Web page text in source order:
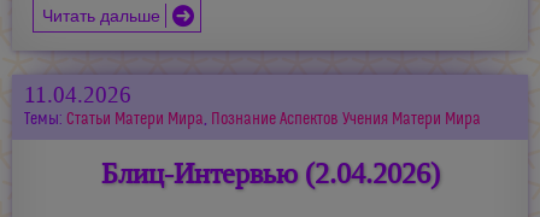
Читать дальше
11.04.2026
Темы: Статьи Матери Мира, Познание Аспектов Учения Матери Мира
Блиц-Интервью (2.04.2026)